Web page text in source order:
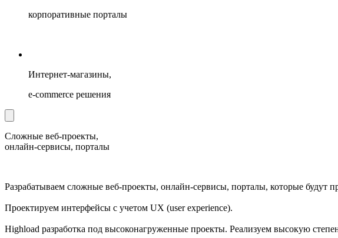
корпоративные порталы
Интернет-магазины,
e-commerce решения
Сложные веб-проекты,
онлайн-сервисы, порталы
Разрабатываем сложные веб-проекты, онлайн-сервисы, порталы, которые будут
Проектируем интерфейсы с учетом UX (user experience).
Highload разработка под высоконагруженные проекты. Реализуем высокую